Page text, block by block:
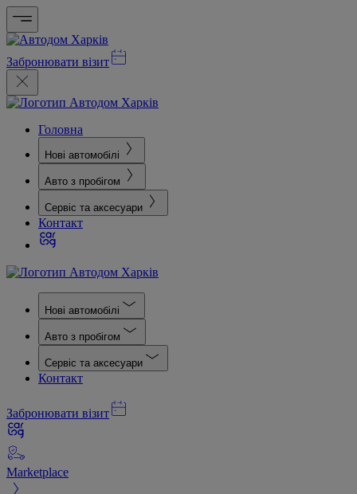
Забронювати візит
Головна
Нові автомобілі
Авто з пробігом
Сервіс та аксесуари
Контакт
Нові автомобілі
Авто з пробігом
Сервіс та аксесуари
Контакт
Забронювати візит
Marketplace